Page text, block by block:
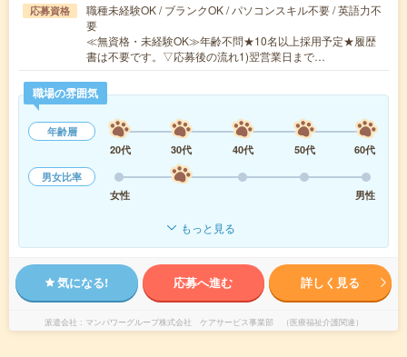
応募資格
職種未経験OK / ブランクOK / パソコンスキル不要 / 英語力不
要
≪無資格・未経験OK≫年齢不問★10名以上採用予定★履歴
書は不要です。▽応募後の流れ1)翌営業日まで…
職場の雰囲気
年齢層
20代
30代 40代 50代
60代
男女比率
女性
男性
もっと見る
気になる! 応募へ進む 詳しく見る
派遣会社 マンパワーグループ株式会社 ケアサービス事業部 （医療福祉介護関連）